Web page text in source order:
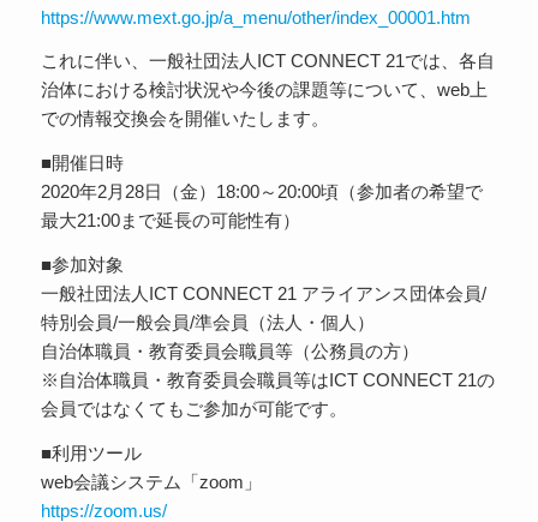
https://www.mext.go.jp/a_menu/other/index_00001.htm
これに伴い、一般社団法人ICT CONNECT 21では、各自
治体における検討状況や今後の課題等について、web上
での情報交換会を開催いたします。
■開催日時
2020年2月28日（金）18:00～20:00頃（参加者の希望で
最大21:00まで延長の可能性有）
■参加対象
一般社団法人ICT CONNECT 21 アライアンス団体会員/
特別会員/一般会員/準会員（法人・個人）
自治体職員・教育委員会職員等（公務員の方）
※自治体職員・教育委員会職員等はICT CONNECT 21の
会員ではなくてもご参加が可能です。
■利用ツール
web会議システム「zoom」
https://zoom.us/